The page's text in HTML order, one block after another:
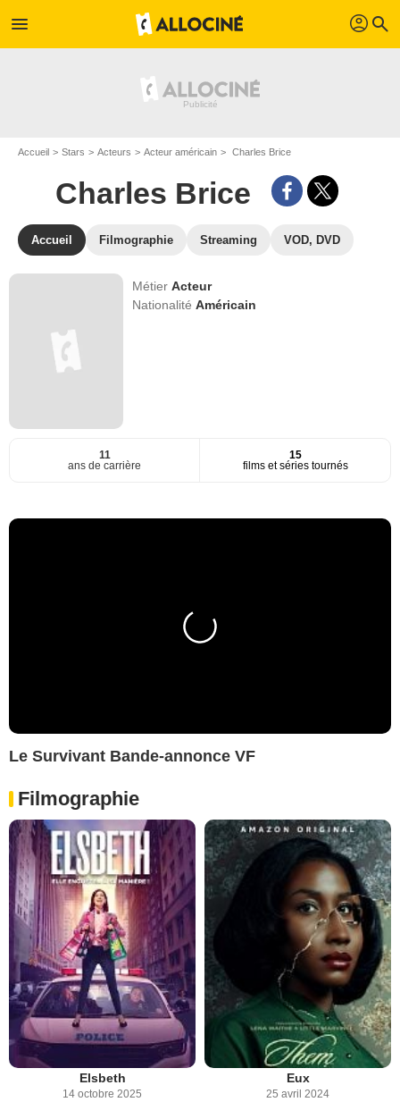
menu profil search
Accueil Stars Acteurs Acteur américain Charles Brice
Charles Brice
Accueil Filmographie Streaming VOD, DVD
MétierActeur
NationalitéAméricain
11
ans de carrière
15
films et séries tournés
Le Survivant Bande-annonce VF
Filmographie
Elsbeth
14 octobre 2025
Eux
25 avril 2024